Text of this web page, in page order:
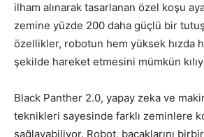
ilham alınarak tasarlanan özel koşu
zemine yüzde 200 daha güçlü bir
özellikler, robotun hem yüksek hızda
şekilde hareket etmesini mümkün
Black Panther 2.0, yapay zeka ve
teknikleri sayesinde farklı zeminlere
sağlayabiliyor. Robot, bacaklarını